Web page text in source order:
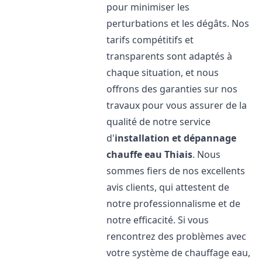
pour minimiser les
perturbations et les dégâts. Nos
tarifs compétitifs et
transparents sont adaptés à
chaque situation, et nous
offrons des garanties sur nos
travaux pour vous assurer de la
qualité de notre service
d'installation et dépannage
chauffe eau Thiais. Nous
sommes fiers de nos excellents
avis clients, qui attestent de
notre professionnalisme et de
notre efficacité. Si vous
rencontrez des problèmes avec
votre système de chauffage eau,